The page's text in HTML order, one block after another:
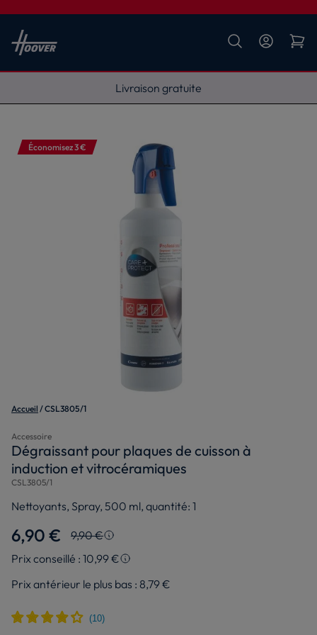
Livraison gratuite
Économisez 3 €
Accueil CSL3805/1
Accessoire
Dégraissant pour plaques de cuisson à
induction et vitrocéramiques
CSL3805/1
Nettoyants, Spray, 500 ml, quantité: 1
6,90 €
9,90 €
Prix le plus bas en 30 jours
Le montant en pourcentage de la remise a été
calculé sur le prix le plus bas des 30 derniers
jours. La remise est calculée sans tenir compte
Prix conseillé : 10,99 €
Prix conseillé
conseillons en tant que fabricant. Il vous donne
Prix antérieur le plus bas : 8,79 €